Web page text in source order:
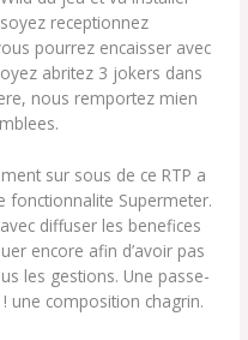
receptionnez
pourrez encaisser avec
abritez 3 jokers dans
nous remportez mien
sur sous de ce RTP a
fonctionnalite Supermeter.
diffuser les benefices
encore afin d’avoir pas
les gestions. Une passe-
une composition chagrin.